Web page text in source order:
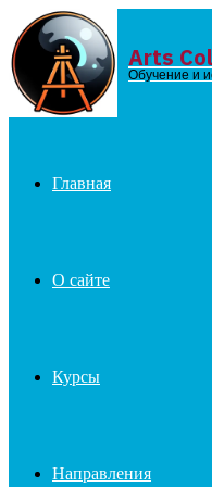
Menu Arts
Обучение и
Главная
О сайте
Курсы
Направления